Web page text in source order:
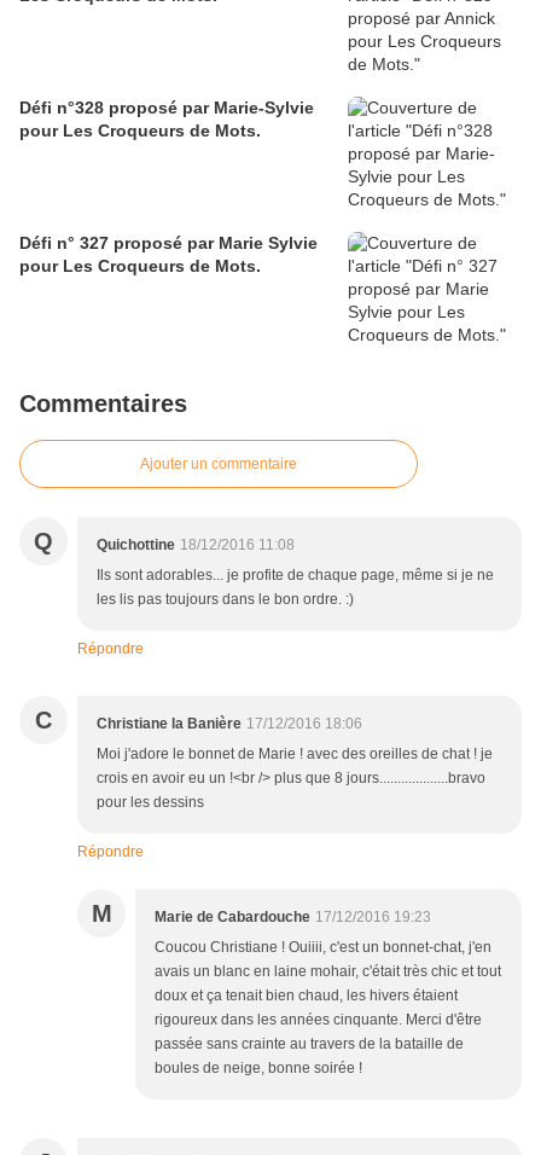
Défi n°328 proposé par Marie-Sylvie
pour Les Croqueurs de Mots.
Défi n° 327 proposé par Marie Sylvie
pour Les Croqueurs de Mots.
Commentaires
Ajouter un commentaire
Q Quichottine 18/12/2016 11:08
Ils sont adorables... je profite de chaque page, même si je ne
les lis pas toujours dans le bon ordre. :)
Répondre
C Christiane la Banière 17/12/2016 18:06
Moi j'adore le bonnet de Marie ! avec des oreilles de chat ! je
crois en avoir eu un !<br /> plus que 8 jours...................bravo
pour les dessins
Répondre
M Marie de Cabardouche 17/12/2016 19:23
Coucou Christiane ! Ouiiii, c'est un bonnet-chat, j'en
avais un blanc en laine mohair, c'était très chic et tout
doux et ça tenait bien chaud, les hivers étaient
rigoureux dans les années cinquante. Merci d'être
passée sans crainte au travers de la bataille de
boules de neige, bonne soirée !